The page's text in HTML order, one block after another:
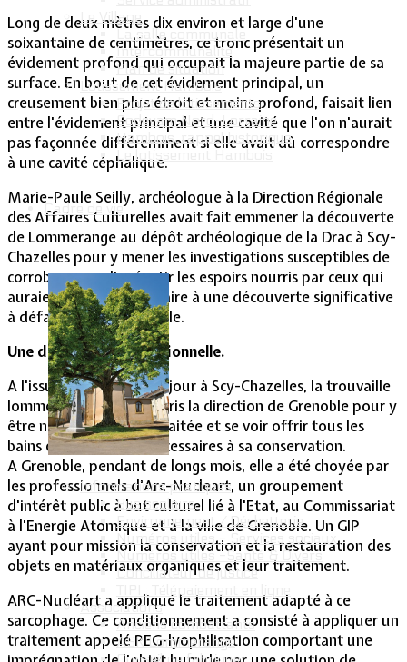
Le Village
La salle communale
Intercommunalité
Plan de situation
Lotissement Hambois
Projet de lotissements
Sodevam Nord-Lorraine
Hambois, rappel historique
Le lotissement Hambois
Cadre de vie
Informations pratiques
Bus scolaire
Environnement / Déchetterie
Numéros utiles - Services sociaux
Numéros utiles -Santé & Divers
Conciliateur de justice
TIPI : Télépaiement en ligne
Associations
Anciens combattants
ASK Lommerange
Long de deux mètres dix environ et large d'une
soixantaine de centimètres, ce tronc présentait un
évidement profond qui occupait la majeure partie de sa
surface. En bout de cet évidement principal, un
creusement bien plus étroit et moins profond, faisait lien
entre l'évidement principal et une cavité que l'on n'aurait
pas façonnée différemment si elle avait dû correspondre
à une cavité céphalique.
Marie-Paule Seilly, archéologue à la Direction Régionale
des Affaires Culturelles avait fait emmener la découverte
de Lommerange au dépôt archéologique de la Drac à Scy-
Chazelles pour y mener les investigations susceptibles de
corroborer ou d'anéantir les espoirs nourris par ceux qui
auraient aimé avoir affaire à une découverte significative
à défaut d'exceptionnelle.
Une découverte exceptionnelle.
A l'issue de son court séjour à Scy-Chazelles, la trouvaille
lommerangeoise avait pris la direction de Grenoble pour y
être nettoyée, datée, traitée et se voir offrir tous les
bains et traitements nécessaires à sa conservation.
A Grenoble, pendant de longs mois, elle a été choyée par
les professionnels d'Arc-Nucleart, un groupement
d'intérêt public à but culturel lié à l'Etat, au Commissariat
à l'Energie Atomique et à la ville de Grenoble. Un GIP
ayant pour mission la conservation et la restauration des
objets en matériaux organiques et leur traitement.
ARC-Nucléart a appliqué le traitement adapté à ce
sarcophage. Ce conditionnement a consisté à appliquer un
traitement appelé PEG-lyophilisation comportant une